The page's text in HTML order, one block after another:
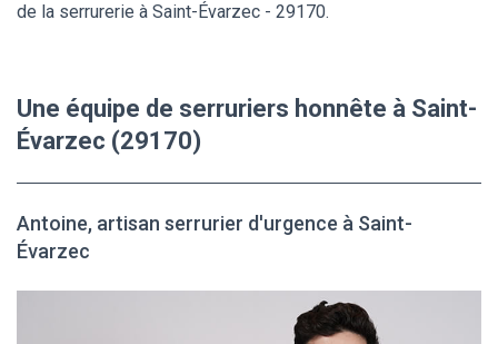
de la serrurerie à Saint-Évarzec - 29170.
Une équipe de serruriers honnête à Saint-
Évarzec (29170)
Antoine, artisan serrurier d'urgence à Saint-
Évarzec